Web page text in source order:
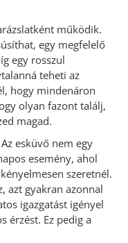
működik.
egy megfelelő
egy rosszul
teheti az
hogy mindenáron
olyan fazont találj,
magad.
esküvő nem egy
esemény, ahol
szeretnél.
azt gyakran azonnal
igazgatást igényel
érzést. Ez pedig a